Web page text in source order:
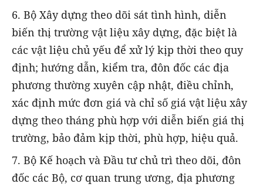
6. Bộ Xây dựng theo dõi sát tình hình, diễn
biến thị trường vật liệu xây dựng, đặc biệt là
các vật liệu chủ yếu để xử lý kịp thời theo quy
định; hướng dẫn, kiểm tra, đôn đốc các địa
phương thường xuyên cập nhật, điều chỉnh,
xác định mức đơn giá và chỉ số giá vật liệu xây
dựng theo tháng phù hợp với diễn biến giá thị
trường, bảo đảm kịp thời, phù hợp, hiệu quả.
7. Bộ Kế hoạch và Đầu tư chủ trì theo dõi, đôn
đốc các Bộ, cơ quan trung ương, địa phương